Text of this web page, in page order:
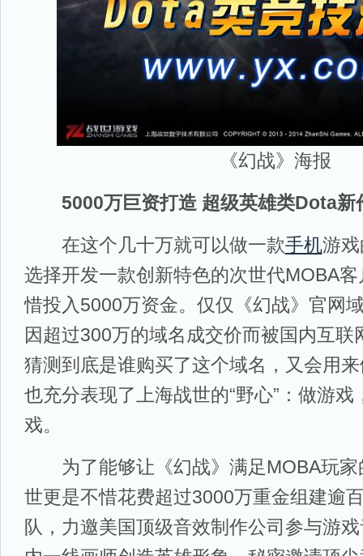
《幻战》海报
5000万巨资打造 超级英雄类Dota新
在这个几十万就可以做一款手机游
选择开发一款创新特色的次世代MOBA
惜投入5000万资金。仅仅《幻战》官网
因超过300万的域名成交价而被国内互联
猜测到底是谁购买了这个域名，又会用
也充分表现了上海战世的“野心”：做游
戏。
为了能够让《幻战》满足MOBA玩家
世更是不惜花费超过3000万重金组建逾
队，力邀美国顶级音效制作公司参与游